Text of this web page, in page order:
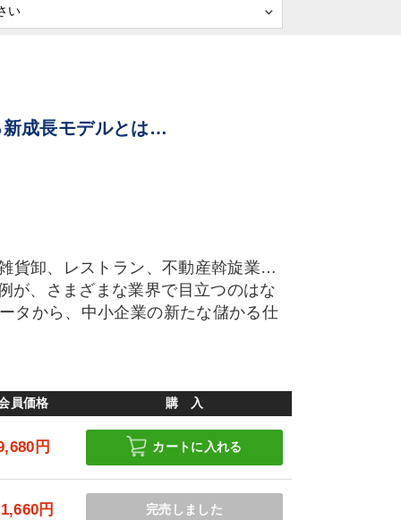
新成長モデルとは…
貨卸、レストラン、不動産斡旋業…
が、さまざまな業界で目立つのはな
タから、中小企業の新たな儲かる仕
員価格 購 入
円 カートに入れる
円 完売しました